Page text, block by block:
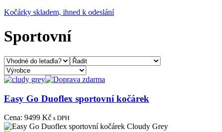
Kočárky skladem, ihned k odeslání
Sportovní
Easy Go Duoflex sportovní kočárek
Cena: 9499 Kč s DPH